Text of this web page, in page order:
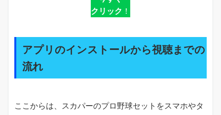
クリック ！
アプリのインストールから視聴までの
流れ
ここからは、スカパーのプロ野球セットをスマホやタ